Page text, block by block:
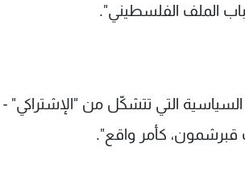
الملف الفلسطيني".
التي تتشكّل من "الإشتراكي" -
قبرشمون، كأمر واقع".